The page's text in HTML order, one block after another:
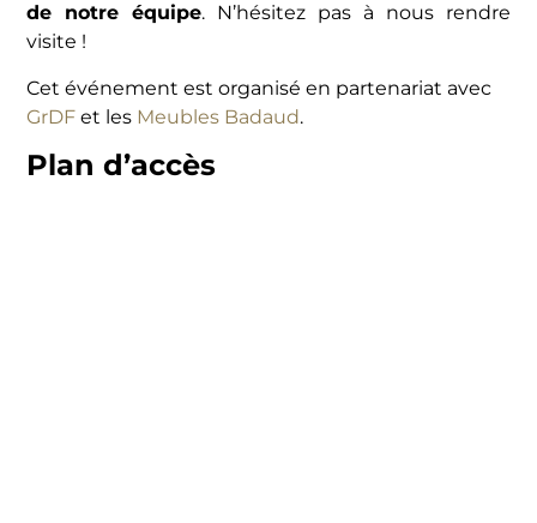
de notre équipe. N’hésitez pas à nous rendre
visite !
Cet événement est organisé en partenariat avec
GrDF et les Meubles Badaud.
Plan d’accès